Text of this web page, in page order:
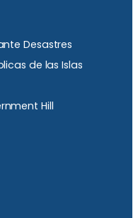
Desastres
de las Islas
Hill